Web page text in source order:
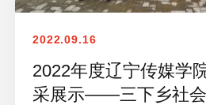
2022.09.16
2022年度辽宁传媒学
采展示——三下乡社会